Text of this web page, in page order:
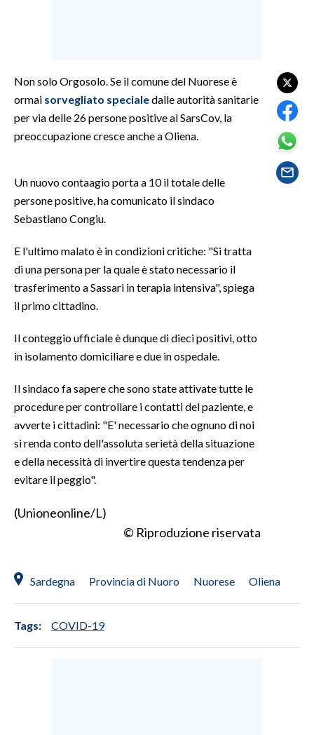
GOSSIP
SALUTE
SARDI NEL MONDO
NOTIZIE
#CARAUNIONE
3 MINUTI CON
INSULARITÀ
ABBONATI
ANNUNCI
NECROLOGI
PUBBLICITÀ
SPIAGGE
STORE
Non solo Orgosolo. Se il comune del Nuorese è
ormai sorvegliato specialedalle autorità sanitarie
per via delle 26 persone positive al SarsCov, la
preoccupazione cresce anche a Oliena.
Un nuovo contaagio porta a 10 il totale delle
persone positive, ha comunicato il sindaco
Sebastiano Congiu.
E l'ultimo malato è in condizioni critiche: "Si tratta
di una persona per la quale è stato necessario il
trasferimento a Sassari in terapia intensiva", spiega
il primo cittadino.
Il conteggio ufficiale è dunque di dieci positivi, otto
in isolamento domiciliare e due in ospedale.
Il sindaco fa sapere che sono state attivate tutte le
procedure per controllare i contatti del paziente, e
avverte i cittadini: "E' necessario che ognuno di noi
si renda conto dell'assoluta serietà della situazione
e della necessità di invertire questa tendenza per
evitare il peggio".
(Unioneonline/L)
© Riproduzione riservata
Sardegna Provincia di Nuoro Nuorese Oliena
Tags: COVID-19